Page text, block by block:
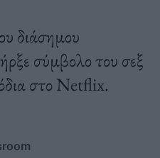
διάσημου
σύμβολο του σεξ
στο Netflix.